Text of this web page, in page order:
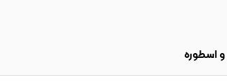
اسطوره